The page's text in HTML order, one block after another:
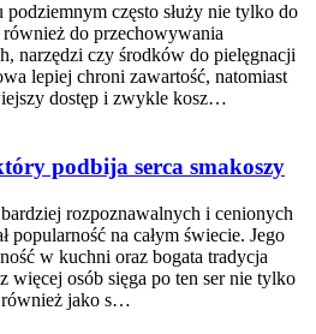
często służy nie tylko do
do przechowywania
narzędzi czy środków do pielęgnacji
lepiej chroni zawartość, natomiast
dostęp i zwykle kosz…
podbija serca smakoszy
rozpoznawalnych i cenionych
popularność na całym świecie. Jego
w kuchni oraz bogata tradycja
więcej osób sięga po ten ser nie tylko
również jako s…